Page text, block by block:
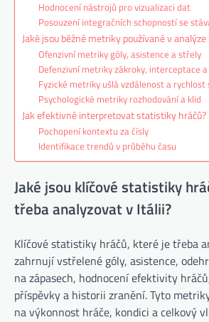
Hodnocení nástrojů pro vizualizaci dat
Posouzení integračních schopností se
Jaké jsou běžné metriky používané v analýze
Ofenzivní metriky góly, asistence a střely
Defenzivní metriky zákroky, interceptace
Fyzické metriky ušlá vzdálenost a rychlost
Psychologické metriky rozhodování a klid
Jak efektivně interpretovat statistiky hráčů?
Pochopení kontextu za čísly
Identifikace trendů v průběhu času
Jaké jsou klíčové statistiky
třeba analyzovat v Itálii?
Klíčové statistiky hráčů, které je třeba
zahrnují vstřelené góly, asistence,
na zápasech, hodnocení efektivity
příspěvky a historii zranění. Tyto
na výkonnost hráče, kondici a celkový